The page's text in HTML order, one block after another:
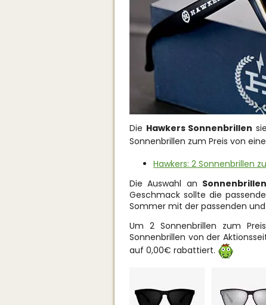
Die Hawkers Sonnenbrillen
Sonnenbrillen zum Preis von
Hawkers: 2 Sonnenbrillen
Die Auswahl an Sonnenbrillen
Geschmack sollte die
Sommer mit der passenden
Um 2 Sonnenbrillen zum
Sonnenbrillen von der
auf 0,00€ rabattiert.